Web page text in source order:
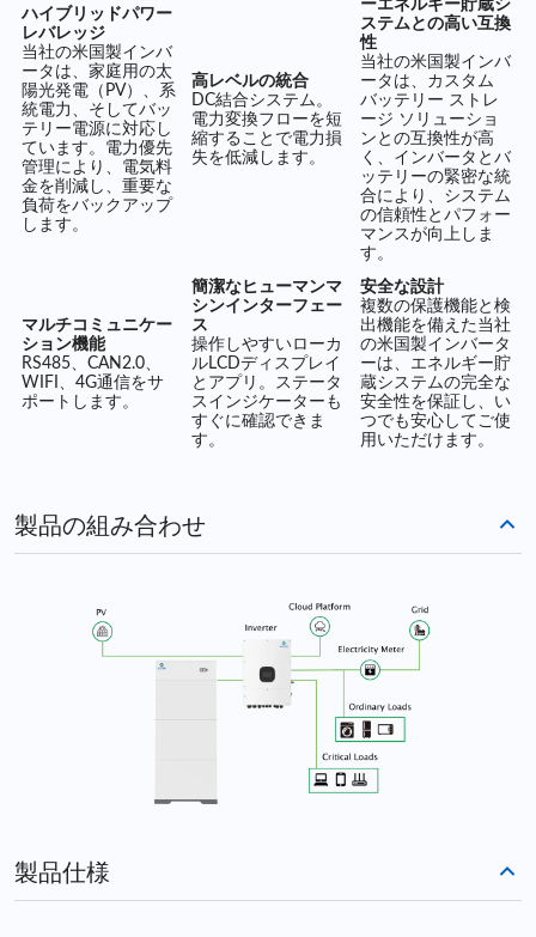
ハイブリッドパワー
レバレッジ
当社の米国製インバ
ータは、家庭用の太
陽光発電（PV）、系
統電力、そしてバッ
テリー電源に対応し
ています。電力優先
管理により、電気料
金を削減し、重要な
負荷をバックアップ
します。
高レベルの統合
DC結合システム。
電力変換フローを短
縮することで電力損
失を低減します。
ーエネルギー貯蔵シ
ステムとの高い互換
性
当社の米国製インバ
ータは、カスタム
バッテリー ストレ
ージ ソリューショ
ンとの互換性が高
く、インバータとバ
ッテリーの緊密な統
合により、システム
の信頼性とパフォー
マンスが向上しま
す。
マルチコミュニケー
ション機能
RS485、CAN2.0、
WIFI、4G通信をサ
ポートします。
簡潔なヒューマンマ
シンインターフェー
ス
操作しやすいローカ
ルLCDディスプレイ
とアプリ。ステータ
スインジケーターも
すぐに確認できま
す。
安全な設計
複数の保​​護機能と検
出機能を備えた当社
の米国製インバータ
ーは、エネルギー貯
蔵システムの完全な
安全性を保証し、い
つでも安心してご使
用いただけます。
製品の組み合わせ
製品仕様